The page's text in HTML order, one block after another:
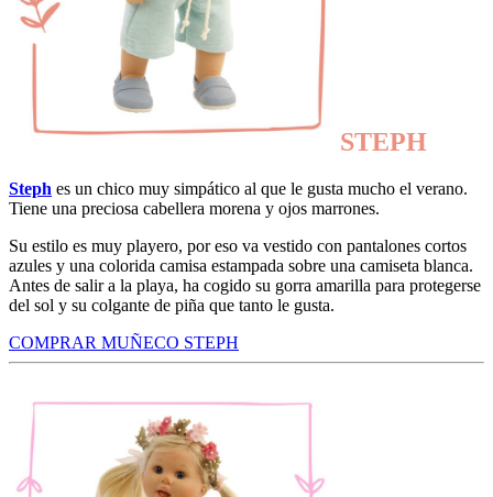
STEPH
Steph es un chico muy simpático al que le gusta mucho el verano.
Tiene una preciosa cabellera morena y ojos marrones.
Su estilo es muy playero, por eso va vestido con pantalones cortos
azules y una colorida camisa estampada sobre una camiseta blanca.
Antes de salir a la playa, ha cogido su gorra amarilla para protegerse
del sol y su colgante de piña que tanto le gusta.
COMPRAR MUÑECO STEPH